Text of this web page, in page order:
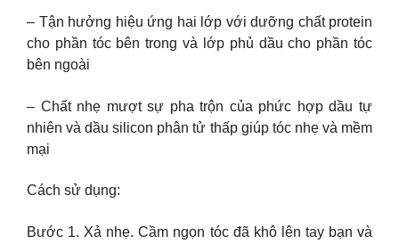
– Tận hưởng hiệu ứng hai lớp với dưỡng chất protein
cho phần tóc bên trong và lớp phủ dầu cho phần tóc
bên ngoài
– Chất nhẹ mượt sự pha trộn của phức hợp dầu tự
nhiên và dầu silicon phân tử thấp giúp tóc nhẹ và mềm
mại
Cách sử dụng:
Bước 1. Xả nhẹ. Cầm ngọn tóc đã khô lên tay bạn và